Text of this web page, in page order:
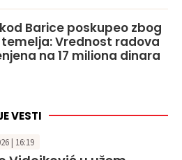
Barice poskupeo zbog
temelja: Vrednost radova
na 17 miliona dinara
VESTI
| 16:19